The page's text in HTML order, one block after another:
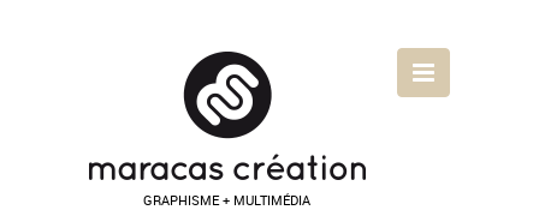
GRAPHISME + MULTIMÉDIA